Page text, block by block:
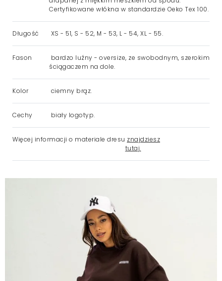
Certyfikowane włókna w standardzie Oeko Tex 100.
Długość XS - 51, S - 52, M - 53, L - 54, XL - 55.
Fason
bardzo luźny - oversize, ze swobodnym, szerokim
ściągaczem na dole.
Kolor ciemny brąz.
Cechy biały logotyp.
Więcej informacji o materiale dresu znajdziesz
tutaj.